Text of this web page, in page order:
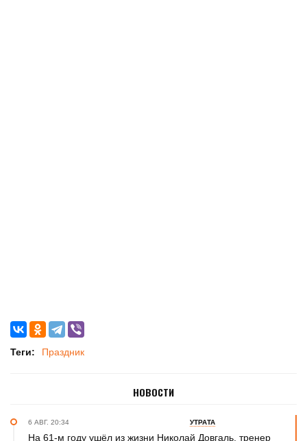
Теги: Праздник
НОВОСТИ
6 АВГ. 20:34 УТРАТА
На 61-м году ушёл из жизни Николай Довгаль, тренер